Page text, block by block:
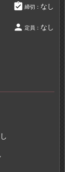
assignment_turned_in 締切： なし
person 定員： なし